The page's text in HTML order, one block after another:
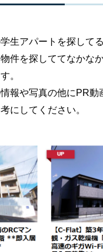
生アパートを探して
件を探しててなかな
。
報や写真の他にPR動
にしてください。